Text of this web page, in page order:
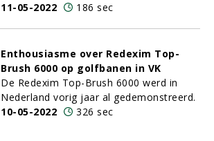
11-05-2022
186 sec
Enthousiasme over Redexim Top-
Brush 6000 op golfbanen in VK
De Redexim Top-Brush 6000 werd in
Nederland vorig jaar al gedemonstreerd.
10-05-2022
326 sec